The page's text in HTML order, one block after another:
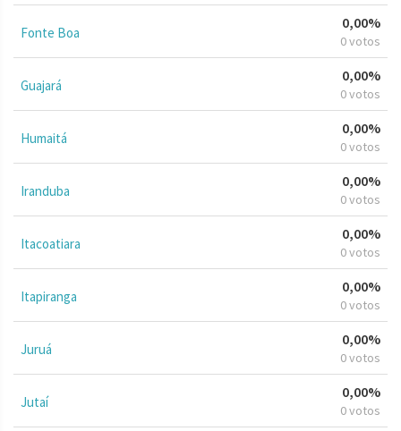
Fonte Boa
0,00%
0 votos
Guajará
0,00%
0 votos
Humaitá
0,00%
0 votos
Iranduba
0,00%
0 votos
Itacoatiara
0,00%
0 votos
Itapiranga
0,00%
0 votos
Juruá
0,00%
0 votos
Jutaí
0,00%
0 votos